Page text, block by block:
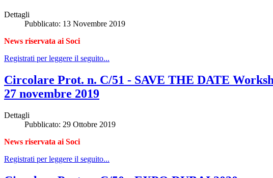
Dettagli
Pubblicato: 13 Novembre 2019
News riservata ai Soci
Registrati per leggere il seguito...
Circolare Prot. n. C/51 - SAVE THE DATE
27 novembre 2019
Dettagli
Pubblicato: 29 Ottobre 2019
News riservata ai Soci
Registrati per leggere il seguito...